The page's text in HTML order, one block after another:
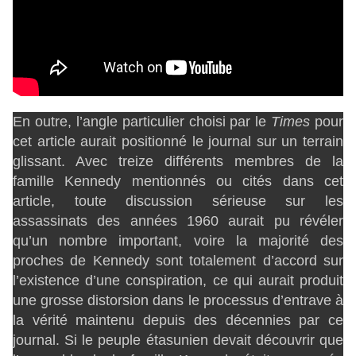
En outre, l’angle particulier choisi par le Times pour
cet article aurait positionné le journal sur un terrain
glissant. Avec treize différents membres de la
famille Kennedy mentionnés ou cités dans cet
article, toute discussion sérieuse sur les
assassinats des années 1960 aurait pu révéler
qu’un nombre important, voire la majorité des
proches de Kennedy sont totalement d’accord sur
l’existence d’une conspiration, ce qui aurait produit
une grosse distorsion dans le processus d’entrave à
la vérité maintenu depuis des décennies par ce
journal. Si le peuple étasunien devait découvrir que